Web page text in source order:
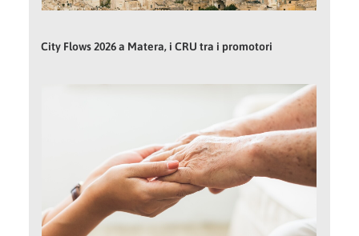
City Flows 2026 a Matera, i CRU tra i promotori